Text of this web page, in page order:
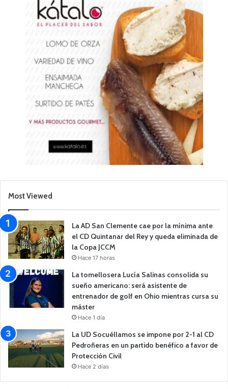
Most Viewed
La AD San Clemente cae por la mínima ante
el CD Quintanar del Rey y queda eliminada de
la Copa JCCM
Hace 17 horas
La tomellosera Lucía Salinas consolida su
sueño americano: será asistente de
entrenador de golf en Ohio mientras cursa su
máster
Hace 1 día
La UD Socuéllamos se impone por 2-1 al CD
Pedroñeras en un partido benéfico a favor de
Protección Civil
Hace 2 días